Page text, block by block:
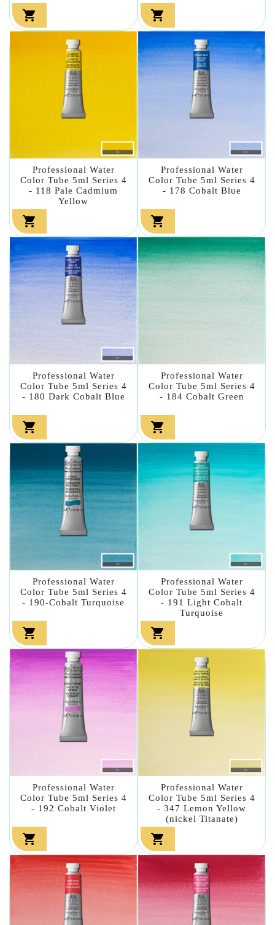
 
Professional Water
Color Tube 5ml Series 4
- 118 Pale Cadmium
Yellow

Professional Water
Color Tube 5ml Series 4
- 178 Cobalt Blue

Professional Water
Color Tube 5ml Series 4
- 180 Dark Cobalt Blue

Professional Water
Color Tube 5ml Series 4
- 184 Cobalt Green

Professional Water
Color Tube 5ml Series 4
- 190-Cobalt Turquoise

Professional Water
Color Tube 5ml Series 4
- 191 Light Cobalt
Turquoise

Professional Water
Color Tube 5ml Series 4
- 192 Cobalt Violet

Professional Water
Color Tube 5ml Series 4
- 347 Lemon Yellow
(nickel Titanate)
